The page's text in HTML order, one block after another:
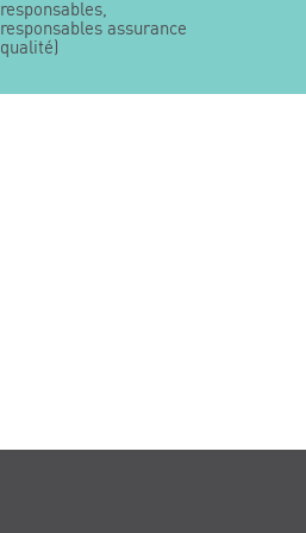
responsables,
responsables assurance
qualité)